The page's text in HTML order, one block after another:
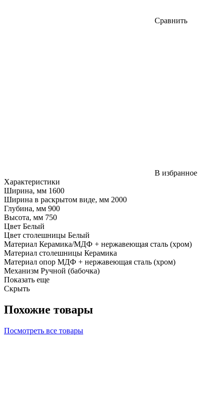
Сравнить
В избранное
Характеристики
Ширина, мм 1600
Ширина в раскрытом виде, мм 2000
Глубина, мм 900
Высота, мм 750
Цвет Белый
Цвет столешницы Белый
Материал Керамика/МДФ + нержавеющая сталь (хром)
Материал столешницы Керамика
Материал опор МДФ + нержавеющая сталь (хром)
Механизм Ручной (бабочка)
Показать еще
Скрыть
Похожие товары
Посмотреть все товары